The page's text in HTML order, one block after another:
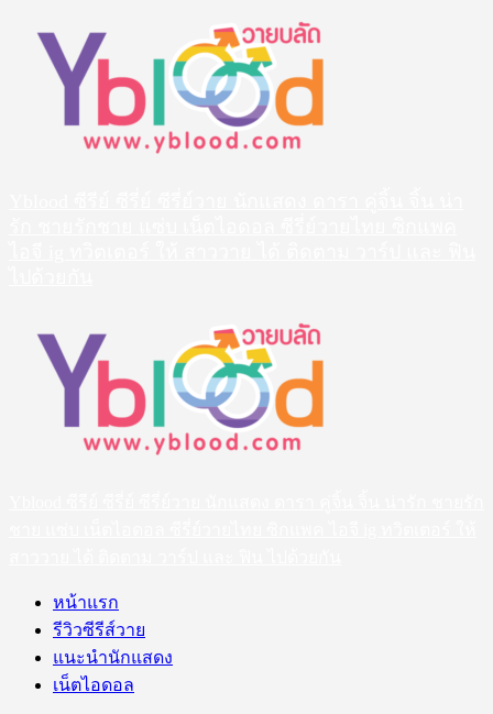
content
Menu
หน้าแรก
รีวิวซีรีส์วาย
แนะนำนักแสดง
เน็ตไอดอล